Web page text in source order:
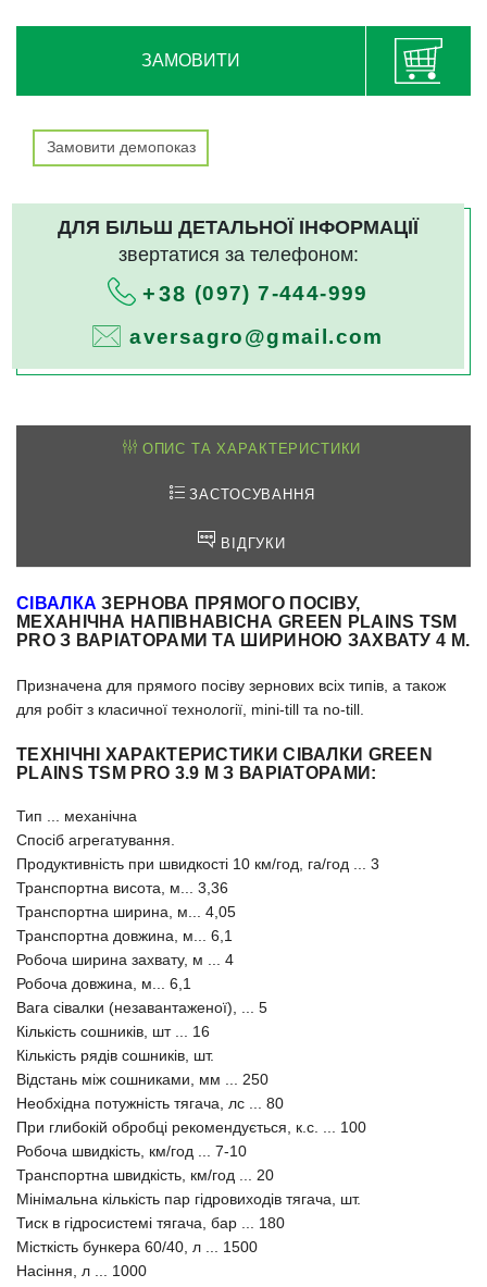
ЗАМОВИТИ
Замовити демопоказ
ДЛЯ БІЛЬШ ДЕТАЛЬНОЇ ІНФОРМАЦІЇ
звертатися за телефоном:
+38 (097) 7-444-999
aversagro@gmail.com
ОПИС ТА ХАРАКТЕРИСТИКИ
ЗАСТОСУВАННЯ
ВІДГУКИ
СІВАЛКА ЗЕРНОВА ПРЯМОГО ПОСІВУ,
МЕХАНІЧНА НАПІВНАВІСНА GREEN PLAINS TSM
PRO З ВАРІАТОРАМИ ТА ШИРИНОЮ ЗАХВАТУ 4 М.
Призначена для прямого посіву зернових всіх типів, а також
для робіт з класичної технології, mini-till та no-till.
ТЕХНІЧНІ ХАРАКТЕРИСТИКИ СІВАЛКИ GREEN
PLAINS TSM PRO 3.9 М З ВАРІАТОРАМИ:
Тип ... механічна
Спосіб агрегатування.
Продуктивність при швидкості 10 км/год, га/год ... 3
Транспортна висота, м... 3,36
Транспортна ширина, м... 4,05
Транспортна довжина, м... 6,1
Робоча ширина захвату, м ... 4
Робоча довжина, м... 6,1
Вага сівалки (незавантаженої), ... 5
Кількість сошників, шт ... 16
Кількість рядів сошників, шт.
Відстань між сошниками, мм ... 250
Необхідна потужність тягача, лс ... 80
При глибокій обробці рекомендується, к.с. ... 100
Робоча швидкість, км/год ... 7-10
Транспортна швидкість, км/год ... 20
Мінімальна кількість пар гідровиходів тягача, шт.
Тиск в гідросистемі тягача, бар ... 180
Місткість бункера 60/40, л ... 1500
Насіння, л ... 1000